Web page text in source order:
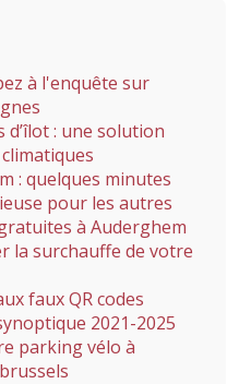
à l'enquête sur
: une solution
: quelques minutes
pour les autres
à Auderghem
la surchauffe de votre
faux QR codes
2021-2025
parking vélo à